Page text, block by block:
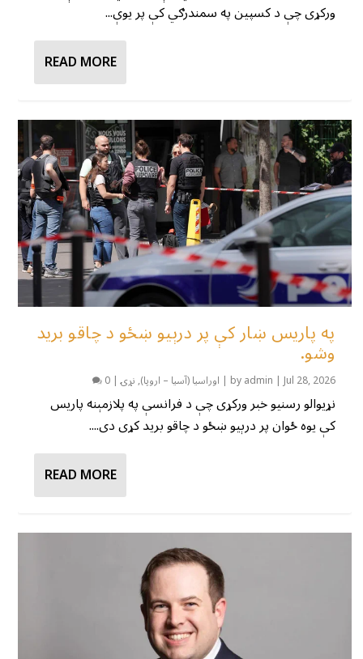
ورکړی چې د کسپین په سمندرګي کې پر یوې...
READ MORE
په پاریس ښار کې پر درېیو ښځو د چاقو برید
وشو.
byadmin |Jul 28, 2026
| اوراسیا (آسیا – اروپا),نړۍ|
0
نړیوالو رسنیو خبر ورکړی چې د فرانسې په پلازمېنه پاریس
کې یوه ځوان پر درېیو ښځو د چاقو برید کړی دی....
READ MORE